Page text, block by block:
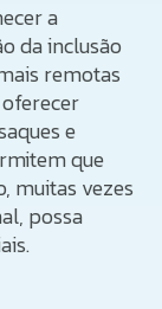
a
da inclusão
remotas
e
que
muitas vezes
possa